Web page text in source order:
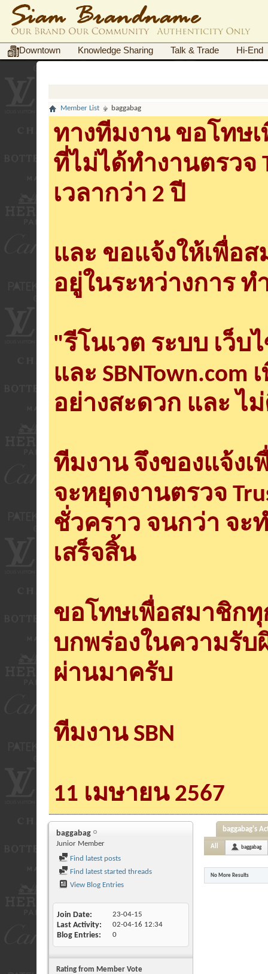
Downtown Knowledge Sharing Talk & Trade Hi-End
Member List baggabag
ทางทีมงาน ขอโทษ
ที่ไม่ได้ทำงานตรวจ
เวลากว่า 2 ปี
และ ขอแจ้งให้เพื่อ
อยู่ในระหว่างการ ท
"รีโนเวต ระบบ เว็บ
และ
อย่างสะดวก และ ไ
ทีมงาน จึงของแจ้ง
จะหยุดงานตรวจ
ชั่วคราว จนกว่า จะ
เสร็จสิ้น
ขอโทษเพื่อสมาชิก
บกพร่องในความรั
ผ่านมาครับ
ทีมงาน SBN
11 เมษายน 2567
baggabag
Junior Member
Find latest posts
Find latest started threads
View Blog Entries
Join Date 23-04-15
Last Activity 02-04-16 12:34
Blog Entries 0
Rating from Member Vote
baggabag's
All baggabag
No More Results